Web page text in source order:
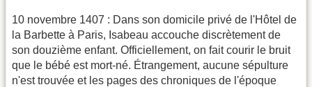
​10 novembre 1407 : Dans son domicile privé de l'Hôtel de
la Barbette à Paris, Isabeau accouche discrètement de
son douzième enfant. Officiellement, on fait courir le bruit
que le bébé est mort-né. Étrangement, aucune sépulture
n'est trouvée et les pages des chroniques de l'époque